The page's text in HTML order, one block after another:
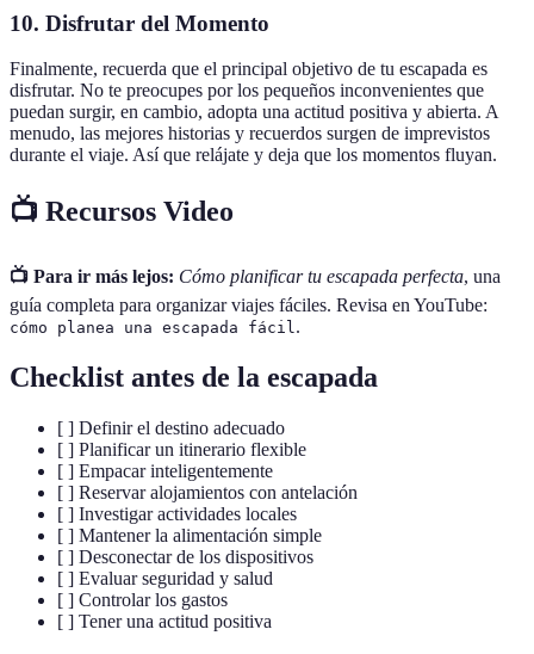
10. Disfrutar del Momento
Finalmente, recuerda que el principal objetivo de tu escapada es
disfrutar. No te preocupes por los pequeños inconvenientes que
puedan surgir, en cambio, adopta una actitud positiva y abierta. A
menudo, las mejores historias y recuerdos surgen de imprevistos
durante el viaje. Así que relájate y deja que los momentos fluyan.
📺 Recursos Video
📺 Para ir más lejos: Cómo planificar tu escapada perfecta, una
guía completa para organizar viajes fáciles. Revisa en YouTube:
cómo planea una escapada fácil.
Checklist antes de la escapada
[ ] Definir el destino adecuado
[ ] Planificar un itinerario flexible
[ ] Empacar inteligentemente
[ ] Reservar alojamientos con antelación
[ ] Investigar actividades locales
[ ] Mantener la alimentación simple
[ ] Desconectar de los dispositivos
[ ] Evaluar seguridad y salud
[ ] Controlar los gastos
[ ] Tener una actitud positiva